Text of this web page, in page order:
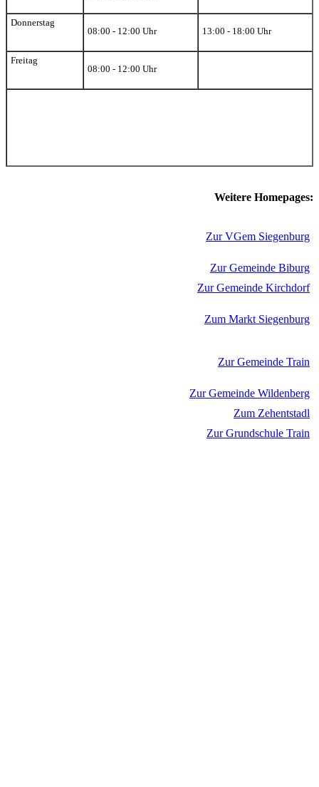
Donnerstag
08:00 - 12:00 Uhr
13:00 - 18:00 Uhr
Freitag
08:00 - 12:00 Uhr
Weitere Homepages:
Zur VGem Siegenburg
Zur Gemeinde Biburg
Zur Gemeinde Kirchdorf
Zum Markt Siegenburg
Zur Gemeinde Train
Zur Gemeinde Wildenberg
Zum Zehentstadl
Zur Grundschule Train